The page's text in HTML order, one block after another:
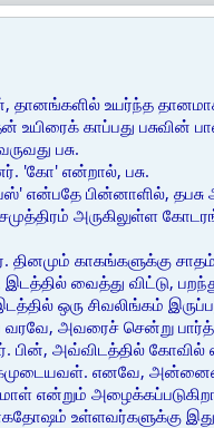
தானங்களில் உயர்ந்த
உயிரைக் காப்பது பசுவின்
பசு.
'கோ' என்றால், பசு.
பின்னாளில், தபசு
அருகிலுள்ள
தினமும் காகங்களுக்கு
இடத்தில் வைத்து விட்டு,
ஒரு சிவலிங்கம்
அவரைச் சென்று
பின், அவ்விடத்தில் கோவில்
எனவே,
என்றும்
உள்ளவர்களுக்கு இது